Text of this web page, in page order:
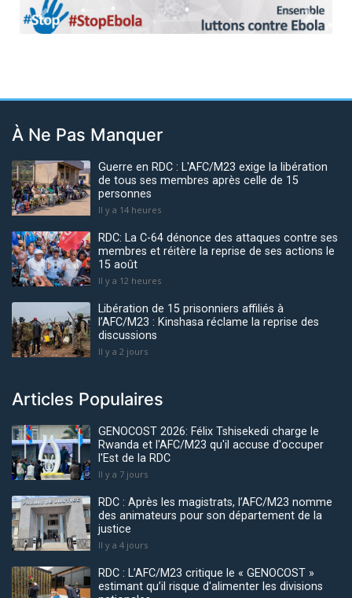
Previous Next
À Ne Pas Manquer
Guerre en RDC : L'AFC/M23 exige la libération
de tous ses membres après celle de 15
personnes
Il y a 14 heures
RDC: La C-64 dénonce des attaques contre ses
membres et réitère la reprise de ses actions le
15 août
Il y a 12 heures
Libération de 15 prisonniers affiliés à
l’AFC/M23 : Kinshasa réclame la reprise des
discussions
Il y a 2 jours
Articles Populaires
GENOCOST 2026: Félix Tshisekedi charge le
Rwanda et l'AFC/M23 qu'il accuse d'occuper
l'Est de la RDC
Il y a 7 jours
RDC : Après les magistrats, l’AFC/M23 nomme
des animateurs pour son département de la
justice
Il y a 4 jours
RDC : L’AFC/M23 critique le « GENOCOST »
estimant qu’il risque d'alimenter les divisions